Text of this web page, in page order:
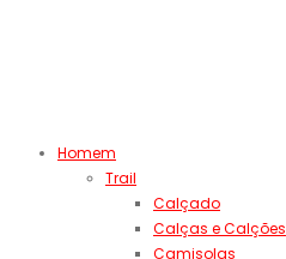
Homem
Trail
Calçado
Calças e Calções
Camisolas